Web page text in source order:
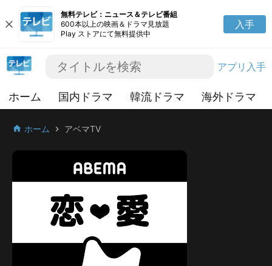
close
無料テレビ：ニュース＆テレビ番組
600本以上の映画＆ドラマ見放題
Play ストアにて無料提供中
入手
アプリ入手
ホーム 国内ドラマ 韓流ドラマ 海外ドラマ
home ホーム chevron_right アベマTV